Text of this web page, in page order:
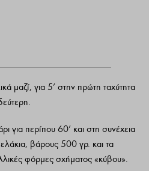
μαζί, για 5’ στην πρώτη ταχύτητα
για περίπου 60’ και στη συνέχεια
βάρους 500 γρ. και τα
φόρμες σχήματος «κύβου».